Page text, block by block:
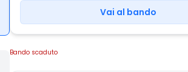
Vai al bando
Bando scaduto